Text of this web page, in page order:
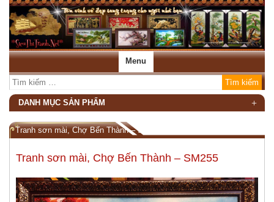
Menu
DANH MỤC SẢN PHẨM
Tranh sơn mài, Chợ Bến Thành – SM255
Tranh sơn mài, Chợ Bến Thành – SM255